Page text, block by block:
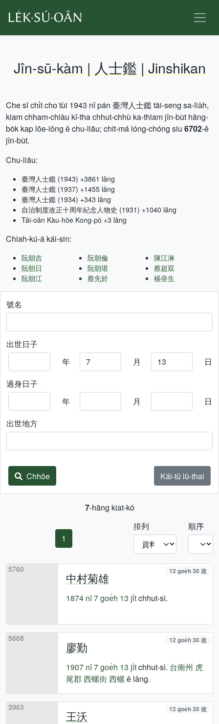
Jîn-sū-kàm | 人士鑑 | Jinshikan
Che sī chi̍t cho͘ tùi 1943 nî pán 臺灣人士鑑 tāi-seng sa-lia̍h,
kiam chham-chiàu kî-tha chhut-chhù ka-thiam jîn-bu̍t hāng-
bo̍k kap lōe-iông ê chu-liāu; chit-má lóng-chóng siu 6702-ê
jîn-bu̍t.
Chu-liāu:
臺灣人士鑑 (1943) +3861 lâng
臺灣人士鑑 (1937) +1455 lâng
臺灣人士鑑 (1934) +343 lâng
自治制度改正十周年紀念人物史 (1931) +1040 lâng
Tâi-oân Kàu-hōe Kong-pò +3 lâng
Chiah-kú-á kái-sin:
阮朝吉
阮朝日
阮朝江
阮朝倫
阮朝堪
蔡先於
陳江淋
蔡超双
楊癸生
號名
出世日子
年
月
日
過身日子
年
月
日
出世地方
Chhōe Kái-tû lū-thai
7-hāng kiat-kó
1
排列 順序
5760
中村菊雄 12 goe̍h 30 改
1874 nî7 goe̍h 13 ji̍tchhut-sì.
5668
廖勤 12 goe̍h 30 改
1907 nî7 goe̍h 13 ji̍tchhut-sì. 台南州 虎
尾郡 西螺街西螺 ê lâng.
3963
王沃 12 goe̍h 30 改